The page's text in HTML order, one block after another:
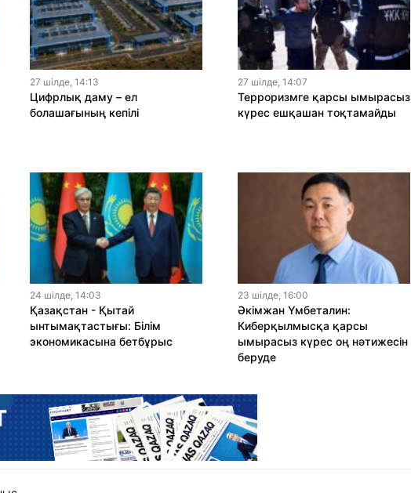
27 шiлде, 14:13
Цифрлық даму – ел
болашағының кепілі
27 шiлде, 14:07
Терроризмге қарсы ымырасыз
күрес ешқашан тоқтамайды
24 шiлде, 14:03
Қазақстан - Қытай
ынтымақтастығы: Білім
экономикасына бетбұрыс
23 шiлде, 16:00
Әкімжан Үмбеталин:
Киберқылмысқа қарсы
ымырасыз күрес оң нәтижесін
беруде